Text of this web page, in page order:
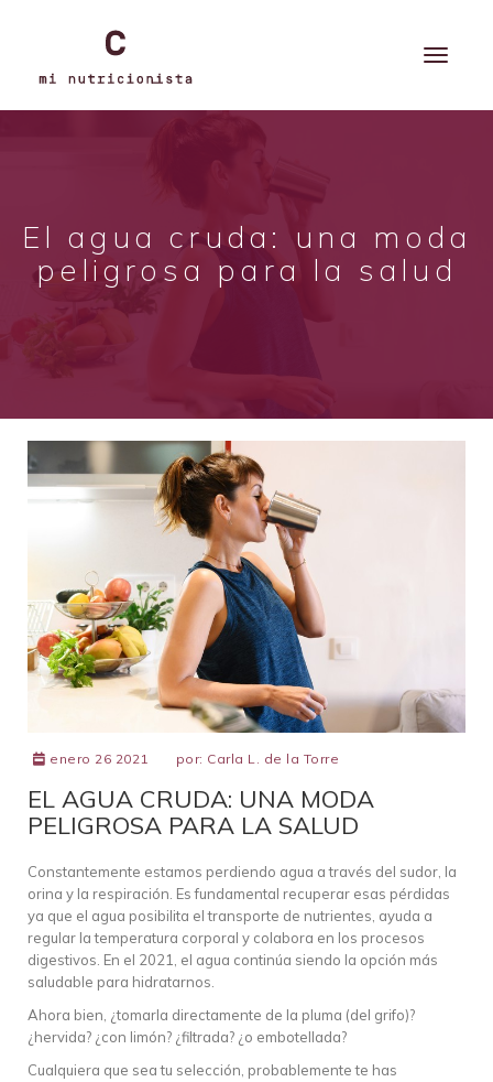
El agua cruda: una moda
peligrosa para la salud
enero 26 2021 por: Carla L. de la Torre
EL AGUA CRUDA: UNA MODA
PELIGROSA PARA LA SALUD
Constantemente estamos perdiendo agua a través del sudor, la
orina y la respiración. Es fundamental recuperar esas pérdidas
ya que el agua posibilita el transporte de nutrientes, ayuda a
regular la temperatura corporal y colabora en los procesos
digestivos. En el 2021, el agua continúa siendo la opción más
saludable para hidratarnos.
Ahora bien, ¿tomarla directamente de la pluma (del grifo)?
¿hervida? ¿con limón? ¿filtrada? ¿o embotellada?
Cualquiera que sea tu selección, probablemente te has